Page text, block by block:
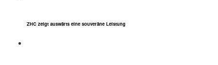
ZHC zeigt auswärts eine souveräne Leistung